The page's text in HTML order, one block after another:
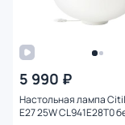
5 990 ₽
Настольная лампа
E27 25W CL941E28T0